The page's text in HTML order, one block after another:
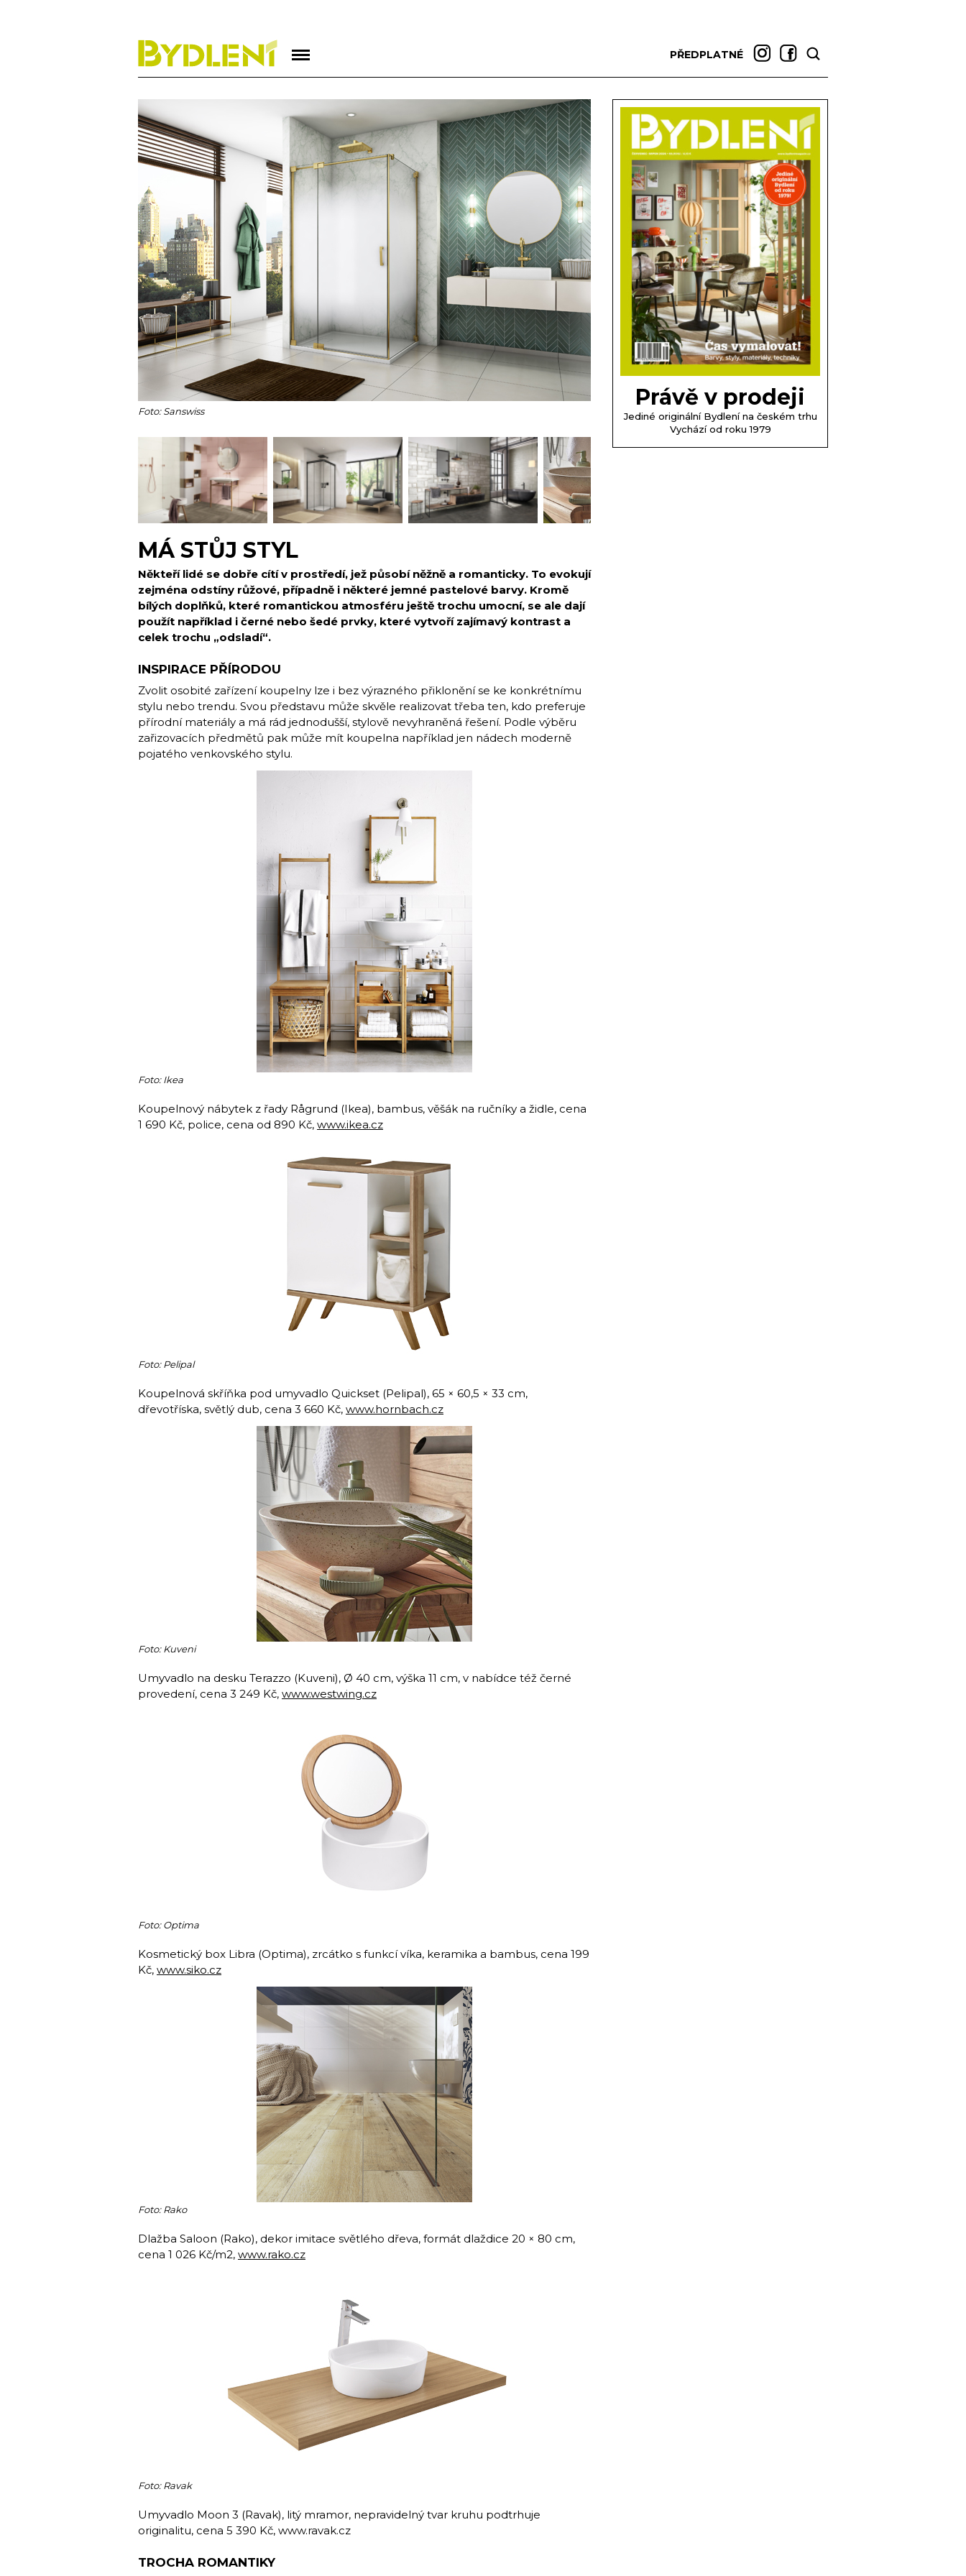
PŘEDPLATNÉ
Foto: Sanswiss
MÁ STŮJ STYL
Někteří lidé se dobře cítí v prostředí, jež působí něžně a romanticky. To evokují
zejména odstíny růžové, případně i některé jemné pastelové barvy. Kromě
bílých doplňků, které romantickou atmosféru ještě trochu umocní, se ale dají
použít například i černé nebo šedé prvky, které vytvoří zajímavý kontrast a
celek trochu „odsladí“.
INSPIRACE PŘÍRODOU
Zvolit osobité zařízení koupelny lze i bez výrazného přiklonění se ke konkrétnímu
stylu nebo trendu. Svou představu může skvěle realizovat třeba ten, kdo preferuje
přírodní materiály a má rád jednodušší, stylově nevyhraněná řešení. Podle výběru
zařizovacích předmětů pak může mít koupelna například jen nádech moderně
pojatého venkovského stylu.
Foto: Ikea
Koupelnový nábytek z řady Rågrund (Ikea), bambus, věšák na ručníky a židle, cena
1 690 Kč, police, cena od 890 Kč, www.ikea.cz
Foto: Pelipal
Koupelnová skříňka pod umyvadlo Quickset (Pelipal), 65 × 60,5 × 33 cm,
dřevotříska, světlý dub, cena 3 660 Kč, www.hornbach.cz
Foto: Kuveni
Umyvadlo na desku Terazzo (Kuveni), Ø 40 cm, výška 11 cm, v nabídce též černé
provedení, cena 3 249 Kč, www.westwing.cz
Foto: Optima
Kosmetický box Libra (Optima), zrcátko s funkcí víka, keramika a bambus, cena 199
Kč, www.siko.cz
Foto: Rako
Dlažba Saloon (Rako), dekor imitace světlého dřeva, formát dlaždice 20 × 80 cm,
cena 1 026 Kč/m2, www.rako.cz
Foto: Ravak
Umyvadlo Moon 3 (Ravak), litý mramor, nepravidelný tvar kruhu podtrhuje
originalitu, cena 5 390 Kč, www.ravak.cz
TROCHA ROMANTIKY
Právě v prodeji
Jediné originální Bydlení na českém trhu
Vychází od roku 1979